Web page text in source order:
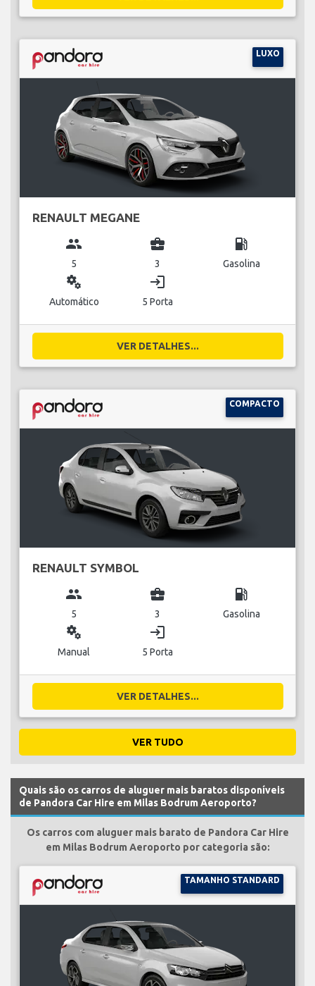
LUXO
RENAULT MEGANE
group
5
business_center
3
local_gas_station
Gasolina
miscellaneous_services
Automático
login
5 Porta
VER DETALHES...
COMPACTO
RENAULT SYMBOL
group
5
business_center
3
local_gas_station
Gasolina
miscellaneous_services
Manual
login
5 Porta
VER DETALHES...
VER TUDO
Quais são os carros de aluguer mais baratos disponíveis
de Pandora Car Hire em Milas Bodrum Aeroporto?
Os carros com aluguer mais barato de Pandora Car Hire
em Milas Bodrum Aeroporto por categoria são:
TAMANHO STANDARD